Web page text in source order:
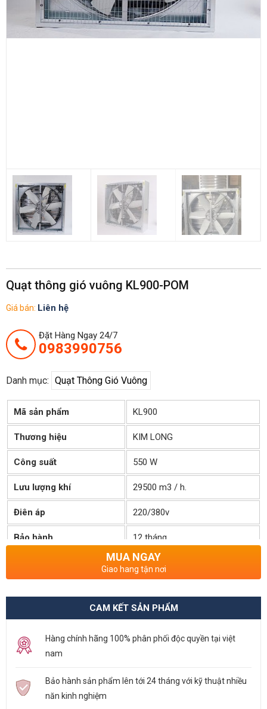
Quạt thông gió vuông KL900-POM
Giá bán: Liên hệ
Đặt Hàng Ngay 24/7
0983990756
Danh mục: Quạt Thông Gió Vuông
Mã sản phẩm KL900
Thương hiệu KIM LONG
Công suất 550 W
Lưu lượng khí 29500 m3 / h.
Điên áp 220/380v
Bảo hành 12 tháng
Còn hàng
MUA NGAY
Giao hang tận nơi
CAM KẾT SẢN PHẨM
Hàng chính hãng 100% phân phối độc quyền tại việt
nam
Bảo hành sản phẩm lên tới 24 tháng với kỹ thuật nhiều
năn kinh nghiệm